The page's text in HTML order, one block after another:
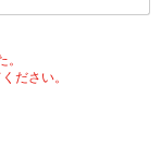
ださい。